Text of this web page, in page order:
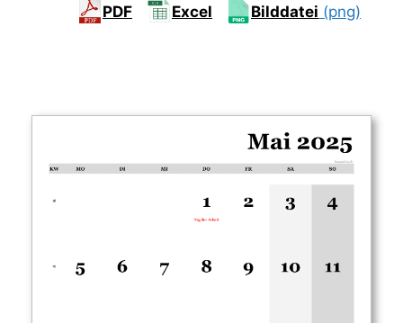
PDF Excel Bilddatei (png)